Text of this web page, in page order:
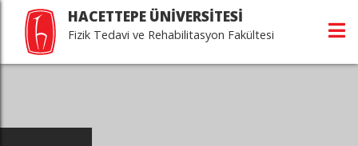
HACETTEPE ÜNİVERSİTESİ
Fizik Tedavi ve Rehabilitasyon Fakültesi